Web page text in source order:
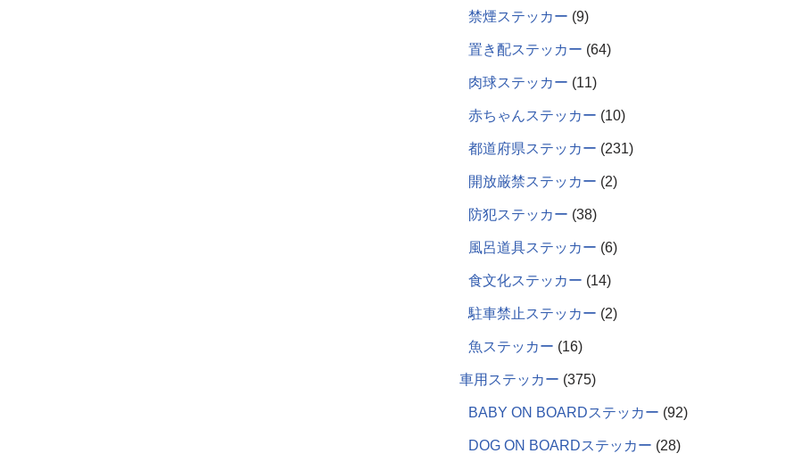
禁煙ステッカー 9
置き配ステッカー 64
肉球ステッカー 11
赤ちゃんステッカー 10
都道府県ステッカー 231
開放厳禁ステッカー 2
防犯ステッカー 38
風呂道具ステッカー 6
食文化ステッカー 14
駐車禁止ステッカー 2
魚ステッカー 16
車用ステッカー 375
BABY ON BOARDステッカー 92
DOG ON BOARDステッカー 28